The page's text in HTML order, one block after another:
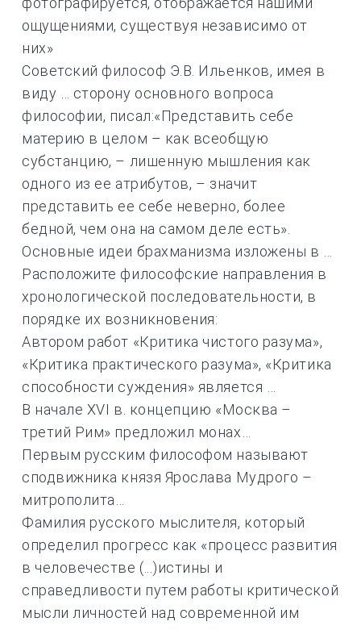
ощущениями, существуя независимо от
них»
Советский философ Э.В. Ильенков, имея в
виду … сторону основного вопроса
философии, писал:«Представить себе
материю в целом – как всеобщую
субстанцию, – лишенную мышления как
одного из ее атрибутов, – значит
представить ее себе неверно, более
бедной, чем она на самом деле есть».
Основные идеи брахманизма изложены в …
Расположите философские направления в
хронологической последовательности, в
порядке их возникновения:
Автором работ «Критика чистого разума»,
«Критика практического разума», «Критика
способности суждения» является …
В начале XVI в. концепцию «Москва –
третий Рим» предложил монах…
Первым русским философом называют
сподвижника князя Ярослава Мудрого –
митрополита…
Фамилия русского мыслителя, который
определил прогресс как «процесс развития
в человечестве (...)истины и
справедливости путем работы критической
мысли личностей над современной им